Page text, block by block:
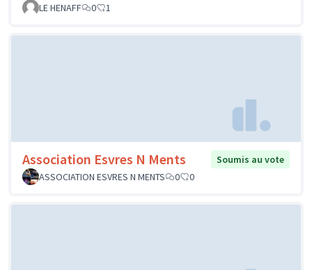
LE HENAFF
0 1
Association Esvres N Ments
Soumis au vote
ASSOCIATION ESVRES N MENTS
0 0